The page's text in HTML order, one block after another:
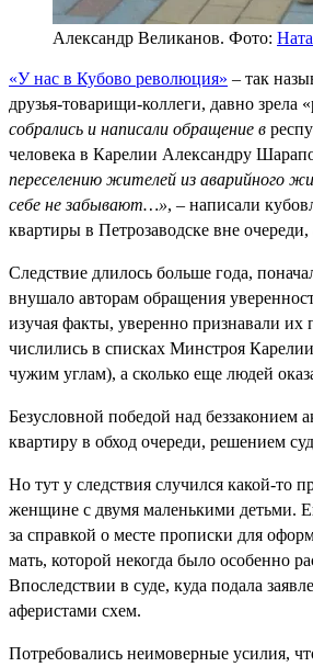
Александр Великанов. Фото:
«У нас в Кубово революция» – так
друзья-товарищи-коллеги, давно зрела
собрались и написали обращение в
человека в Карелии Александру
переселению жителей из аварийного
себе не забывают…», – написали
квартиры в Петрозаводске вне
Следствие длилось больше года,
внушало авторам обращения
изучая факты, уверенно признавали их
числились в списках Минстроя
чужим углам), а сколько еще людей
Безусловной победой над
квартиру в обход очереди, решением
Но тут у следствия случился какой-то
женщине с двумя маленькими детьми.
за справкой о месте прописки для
мать, которой некогда было особенно
Впоследствии в суде, куда подала
аферистами схем.
Потребовались неимоверные усилия,